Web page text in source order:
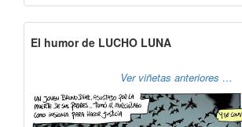
El humor de LUCHO LUNA
Ver viñetas anteriores …